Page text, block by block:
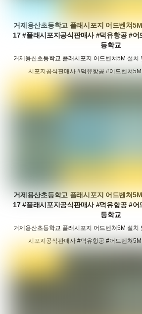
거제용산초등학교 플래시포지 어드벤쳐
17 #플래시포지공식판매사 #덕유항공 #
등학교
거제용산초등학교 플래시포지 어드벤쳐5M 설치
시포지공식판매사 #덕유항공 #어드벤쳐
거제용산초등학교 플래시포지 어드벤쳐
17 #플래시포지공식판매사 #덕유항공 #
등학교
거제용산초등학교 플래시포지 어드벤쳐5M 설치
시포지공식판매사 #덕유항공 #어드벤쳐